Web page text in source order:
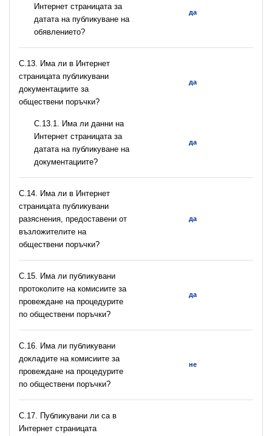
Интернет страницата за
датата на публикуване на
обявлението?
да
С.13. Има ли в Интернет
страницата публикувани
документациите за
обществени поръчки?
да
С.13.1. Има ли данни на
Интернет страницата за
датата на публикуване на
документациите?
да
С.14. Има ли в Интернет
страницата публикувани
разяснения, предоставени от
възложителите на
обществени поръчки?
да
С.15. Има ли публикувани
протоколите на комисиите за
провеждане на процедурите
по обществени поръчки?
да
С.16. Има ли публикувани
докладите на комисиите за
провеждане на процедурите
по обществени поръчки?
не
С.17. Публикувани ли са в
Интернет страницата